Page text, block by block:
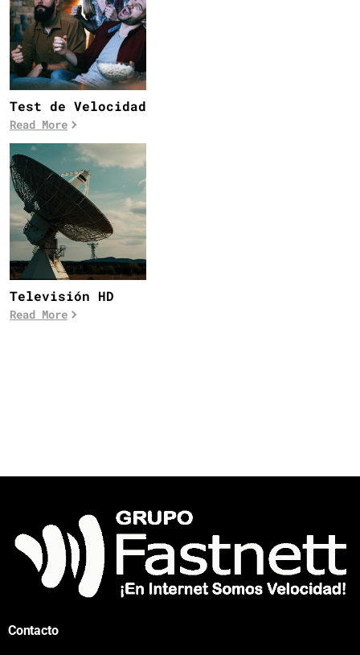
Televisión HD
Read More
Test de Velocidad
Read More
Contacto